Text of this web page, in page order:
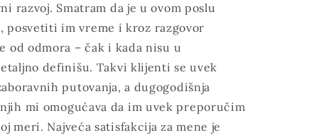
razvoj. Smatram da je u ovom poslu
posvetiti im vreme i kroz razgovor
od odmora – čak i kada nisu u
definišu. Takvi klijenti se uvek
putovanja, a dugogodišnja
mi omogućava da im uvek preporučim
meri. Najveća satisfakcija za mene je